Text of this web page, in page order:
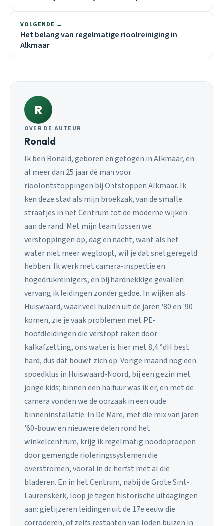
VOLGENDE →
Het belang van regelmatige rioolreiniging in
Alkmaar
R
OVER DE AUTEUR
Ronald
Ik ben Ronald, geboren en getogen in Alkmaar, en
al meer dan 25 jaar dé man voor
rioolontstoppingen bij Ontstoppen Alkmaar. Ik
ken deze stad als mijn broekzak, van de smalle
straatjes in het Centrum tot de moderne wijken
aan de rand. Met mijn team lossen we
verstoppingen op, dag en nacht, want als het
water niet meer wegloopt, wil je dat snel geregeld
hebben. Ik werk met camera-inspectie en
hogedrukreinigers, en bij hardnekkige gevallen
vervang ik leidingen zonder gedoe. In wijken als
Huiswaard, waar veel huizen uit de jaren '80 en '90
komen, zie je vaak problemen met PE-
hoofdleidingen die verstopt raken door
kalkafzetting, ons water is hier met 8,4 °dH best
hard, dus dat bouwt zich op. Vorige maand nog een
spoedklus in Huiswaard-Noord, bij een gezin met
jonge kids; binnen een halfuur was ik er, en met de
camera vonden we de oorzaak in een oude
binneninstallatie. In De Mare, met die mix van jaren
'60-bouw en nieuwere delen rond het
winkelcentrum, krijg ik regelmatig noodoproepen
door gemengde rioleringssystemen die
overstromen, vooral in de herfst met al die
bladeren. En in het Centrum, nabij de Grote Sint-
Laurenskerk, loop je tegen historische uitdagingen
aan: gietijzeren leidingen uit de 17e eeuw die
corroderen, of zelfs restanten van loden buizen in